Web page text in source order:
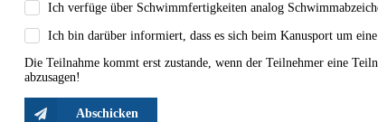
Ich verfüge über Schwimmfertigkeiten analog
Ich bin darüber informiert, dass es sich beim Kanusport um
Die Teilnahme kommt erst zustande, wenn der Teilnehmer eine
abzusagen!
Abschicken